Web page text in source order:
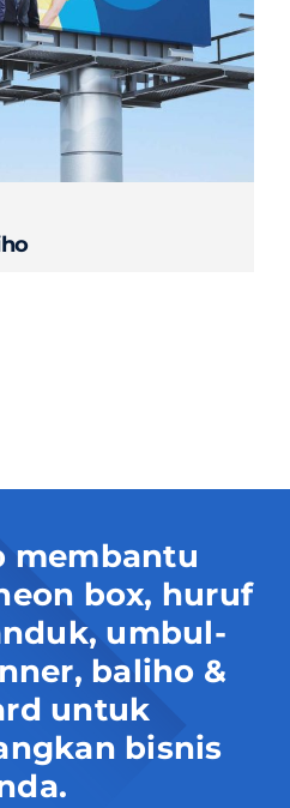
membantu
box, huruf
umbul-
baliho &
untuk
bisnis